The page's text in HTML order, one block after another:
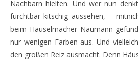
Nachbarn hielten. Und wer nun
furchtbar kitschig aussehen, –
beim Häuselmacher Naumann
nur wenigen Farben aus. Und
den großen Reiz ausmacht. Denn